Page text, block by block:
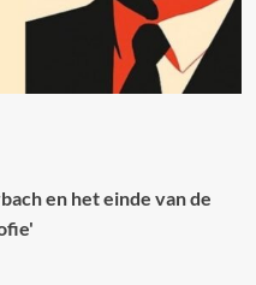
en het einde van de